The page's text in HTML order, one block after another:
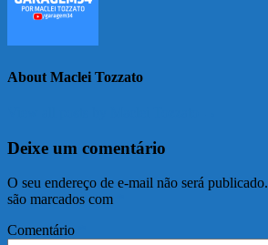
About Maclei Tozzato
Deixe um comentário
O seu endereço de e-mail não será publicado.
são marcados com
Comentário